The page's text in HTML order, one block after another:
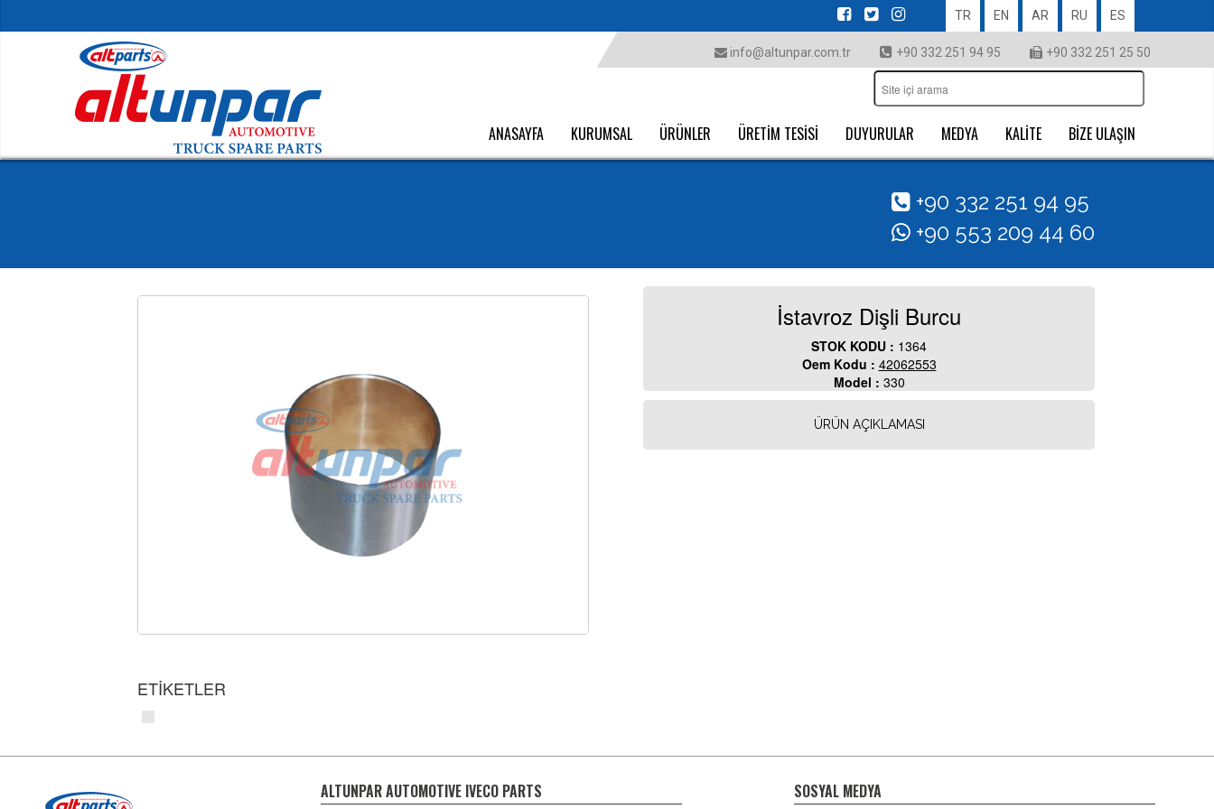
TR EN AR RU ES
info@altunpar.com.tr +90 332 251 94 95 +90 332 251 25 50
ANASAYFA KURUMSAL ÜRÜNLER ÜRETİM TESİSİ DUYURULAR MEDYA KALİTE BİZE ULAŞIN
+90 332 251 94 95
+90 553 209 44 60
İstavroz Dişli Burcu
STOK KODU : 1364
Oem Kodu : 42062553
Model : 330
ÜRÜN AÇIKLAMASI
ETİKETLER
ALTUNPAR AUTOMOTIVE IVECO PARTS SOSYAL MEDYA